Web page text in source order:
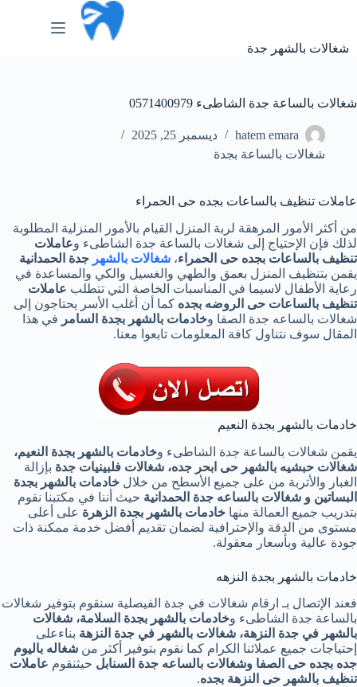
شغالات بالشهر جدة
شغالات بالساعة جدة الشاطىء 0571400979
hatem emara
ديسمبر 25, 2025
شغالات بالساعة بجدة
عاملات تنظيف بالساعات بجده حى الحمراء
من أكثر الأمور المرهقة لربة المنزل القيام بالأمور المنزلية المطلوبة
لذلك فإن الإحتياج إلى شغالات بالساعة جدة الشاطىء وعاملات
تنظيف بالساعات بجده حى الحمراء، شغالات بالشهر جدة الحمدانية
يقمن بتنظيف المنزل بعمق والطهي والغسيل والكي والمساعدة في
رعاية الأطفال لاسيما في المناسبات الخاصة التي تتطلب عاملات
تنظيف بالساعات حى الروضه بجده كما أن أغلب الأسر يحتاجون إلى
شغالات بالساعه جدة الصفا وخادمات بالشهر بجدة السامر في هذا
المقال سوف نتناول كافة المعلومات تابعوا معنا.
خادمات بالشهر بجدة النعيم
يقمن شغالات بالساعة جدة الشاطىء وخادمات بالشهر بجدة النعيم،
شغالات حبشيه بالشهر حى ابحر جده، شغالات فلبينيات جدة بإزالة
الغبار والأتربة من على جميع الأسطح من خلال خادمات بالشهر بجدة
البساتين و شغالات بالساعه جدة الحمدانية حيث أننا في مكتبنا نقوم
بتدريب جميع العمالة منها خادمات بالشهر بجدة الزهرة على أعلى
مستوى من الدقة والإحترافية لضمان تقديم أفضل خدمة ممكنة ذات
جودة عالية وبأسعار معقولة.
خادمات بالشهر بجدة النزهه
فعند الإتصال بـ ارقام شغالات في جدة الفيصلية سنقوم بتوفير شغالات
بالساعة جدة الشاطىء وخادمات بالشهر بجدة السلامة، شغالات
بالشهر في جدة النزهة، شغالات بالشهر في جدة النزهة بناءعلى
إحتياجات جميع عملائنا الكرام كما نقوم بتوفير أكثر من شغاله باليوم
جده بجده حى الصفا وشغالات بالساعه جدة السنابل حيثنقوم عاملات
تنظيف بالشهر حى النزهة بجده.